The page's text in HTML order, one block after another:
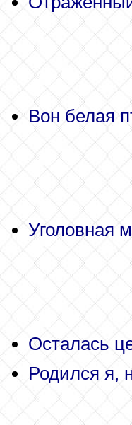
Вон белая
Уголовная
Осталась
Родился я,